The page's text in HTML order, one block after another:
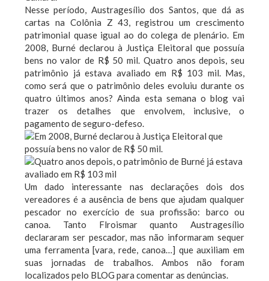
Nesse período, Austragesílio dos Santos, que dá as
cartas na Colônia Z 43, registrou um crescimento
patrimonial quase igual ao do colega de plenário. Em
2008, Burné declarou à Justiça Eleitoral que possuía
bens no valor de R$ 50 mil. Quatro anos depois, seu
patrimônio já estava avaliado em R$ 103 mil. Mas,
como será que o patrimônio deles evoluiu durante os
quatro últimos anos? Ainda esta semana o blog vai
trazer os detalhes que envolvem, inclusive, o
pagamento de seguro-defeso.
Um dado interessante nas declarações dois dos
vereadores é a ausência de bens que ajudam qualquer
pescador no exercício de sua profissão: barco ou
canoa. Tanto Flroismar quanto Austragesílio
declararam ser pescador, mas não informaram sequer
uma ferramenta [vara, rede, canoa…] que auxiliam em
suas jornadas de trabalhos. Ambos não foram
localizados pelo BLOG para comentar as denúncias.